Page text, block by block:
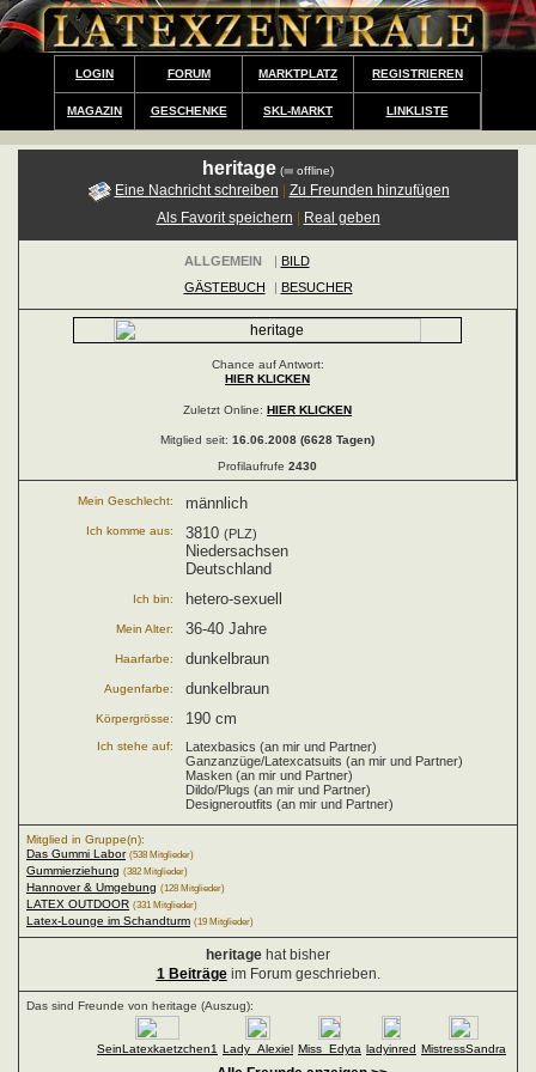
LOGIN FORUM MARKTPLATZ REGISTRIEREN
MAGAZIN GESCHENKE SKL-MARKT LINKLISTE
heritage ( offline)
Eine Nachricht schreiben
Zu Freunden hinzufügen
Als Favorit speichern
Real geben
ALLGEMEIN | BILD
GÄSTEBUCH
| BESUCHER
Chance auf Antwort:
HIER KLICKEN
Zuletzt Online: HIER KLICKEN
Mitglied seit: 16.06.2008 (6628 Tagen)
Profilaufrufe 2430
Mein Geschlecht: männlich
Ich komme aus: 3810 (PLZ)
Niedersachsen
Deutschland
Ich bin: hetero-sexuell
Mein Alter: 36-40 Jahre
Haarfarbe: dunkelbraun
Augenfarbe: dunkelbraun
Körpergrösse: 190 cm
Ich stehe auf:
Latexbasics (an mir und Partner)
Ganzanzüge/Latexcatsuits (an mir und Partner)
Masken (an mir und Partner)
Dildo/Plugs (an mir und Partner)
Designeroutfits (an mir und Partner)
Mitglied in Gruppe(n):
Das Gummi Labor (538 Mitglieder)
Gummierziehung (382 Mitglieder)
Hannover & Umgebung (128 Mitglieder)
LATEX OUTDOOR (331 Mitglieder)
Latex-Lounge im Schandturm (19 Mitglieder)
heritage hat bisher
1 Beiträgeim Forum geschrieben.
Das sind Freunde von heritage (Auszug):
SeinLatexkaetzchen1 Lady_Alexiel Miss_Edyta ladyinred MistressSandra